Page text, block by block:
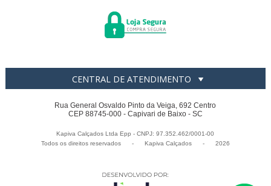
CENTRAL DE ATENDIMENTO
Rua General Osvaldo Pinto da Veiga, 692 Centro
CEP 88745-000 - Capivari de Baixo - SC
Kapiva Calçados Ltda Epp - CNPJ: 97.352.462/0001-00
Todos os direitos reservados
- Kapiva Calçados - 2026